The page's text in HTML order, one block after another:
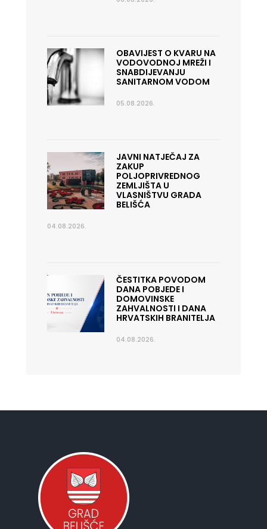
OBAVIJEST O KVARU NA
VODOVODNOJ MREŽI I
SNABDIJEVANJU
SANITARNOM VODOM
05.08.2026.
JAVNI NATJEČAJ ZA
ZAKUP
POLJOPRIVREDNOG
ZEMLJIŠTA U
VLASNIŠTVU GRADA
BELIŠĆA
04.08.2026.
ČESTITKA POVODOM
DANA POBJEDE I
DOMOVINSKE
ZAHVALNOSTI I DANA
HRVATSKIH BRANITELJA
04.08.2026.